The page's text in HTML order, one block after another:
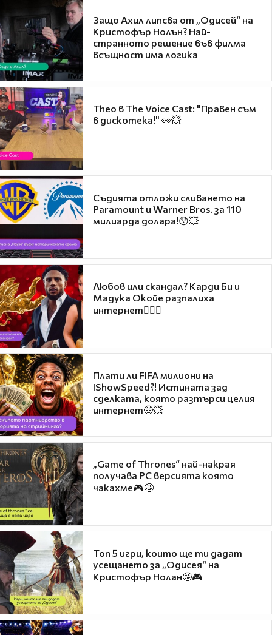
Защо Ахил липсва от „Одисей“ на
Кристофър Нолън? Най-
странното решение във филма
всъщност има логика
Theo в The Voice Cast: "Правен съм
в дискотека!" 👀💥
Съдията отложи сливането на
Paramount и Warner Bros. за 110
милиарда долара!😯💥
Любов или скандал? Карди Би и
Мадука Окойе разпалиха
интернет❤️‍🔥🔥
Плати ли FIFA милиони на
IShowSpeed?! Истината зад
сделката, която разтърси целия
интернет🤑💥
„Game of Thrones“ най-накрая
получава PC версията която
чакахме🎮🤩
Топ 5 игри, които ще ти дадат
усещането за „Одисея“ на
Кристофър Нолан🤩🎮